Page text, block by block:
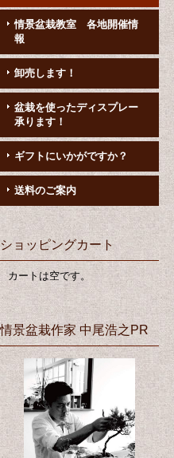
情景盆栽教室 各地開催情
報
卸売します！
盆栽を使ったディスプレー
承ります！
ギフトにいかがですか？
送料のご案内
ショッピングカート
カートは空です。
情景盆栽作家 中尾浩之PR